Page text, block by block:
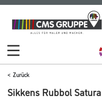
Zum
Inhalt
Zum
Navigationsmenü
Zurück
Sikkens Rubbol Satura